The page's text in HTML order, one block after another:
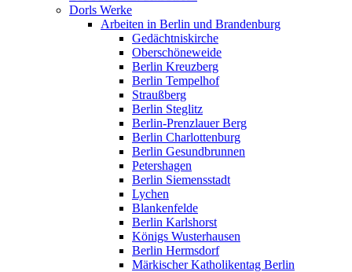
Dorls Werke
Arbeiten in Berlin und Brandenburg
Gedächtniskirche
Oberschöneweide
Berlin Kreuzberg
Berlin Tempelhof
Straußberg
Berlin Steglitz
Berlin-Prenzlauer Berg
Berlin Charlottenburg
Berlin Gesundbrunnen
Petershagen
Berlin Siemensstadt
Lychen
Blankenfelde
Berlin Karlshorst
Königs Wusterhausen
Berlin Hermsdorf
Märkischer Katholikentag Berlin